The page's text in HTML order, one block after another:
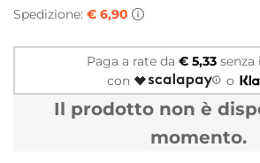
Spedizione: € 6,90
Paga a rate da € 5,33senza
con
o
Il prodotto non è
momento.